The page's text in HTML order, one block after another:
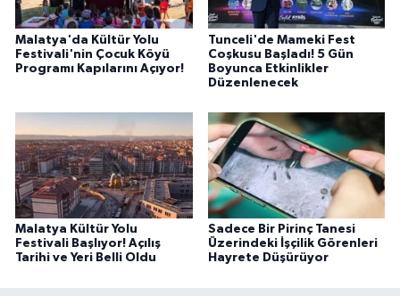
Malatya'da Kültür Yolu
Festivali'nin Çocuk Köyü
Programı Kapılarını Açıyor!
Tunceli'de Mameki Fest
Coşkusu Başladı! 5 Gün
Boyunca Etkinlikler
Düzenlenecek
Malatya Kültür Yolu
Festivali Başlıyor! Açılış
Tarihi ve Yeri Belli Oldu
Sadece Bir Pirinç Tanesi
Üzerindeki İşçilik Görenleri
Hayrete Düşürüyor